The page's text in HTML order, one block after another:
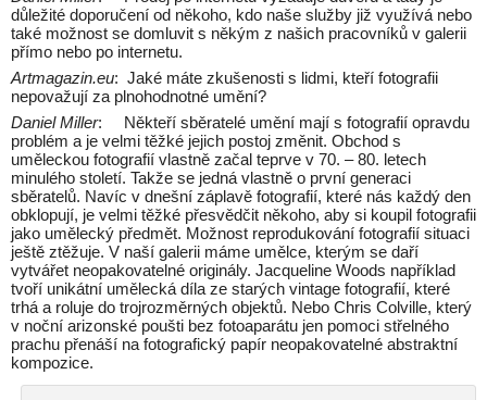
důležité doporučení od někoho, kdo naše služby již využívá nebo
také možnost se domluvit s někým z našich pracovníků v galerii
přímo nebo po internetu.
Artmagazin.eu: Jaké máte zkušenosti s lidmi, kteří fotografii
nepovažují za plnohodnotné umění?
Daniel Miller: Někteří sběratelé umění mají s fotografií opravdu
problém a je velmi těžké jejich postoj změnit. Obchod s
uměleckou fotografií vlastně začal teprve v 70. – 80. letech
minulého století. Takže se jedná vlastně o první generaci
sběratelů. Navíc v dnešní záplavě fotografií, které nás každý den
obklopují, je velmi těžké přesvědčit někoho, aby si koupil fotografii
jako umělecký předmět. Možnost reprodukování fotografií situaci
ještě ztěžuje. V naší galerii máme umělce, kterým se daří
vytvářet neopakovatelné originály. Jacqueline Woods například
tvoří unikátní umělecká díla ze starých vintage fotografií, které
trhá a roluje do trojrozměrných objektů. Nebo Chris Colville, který
v noční arizonské poušti bez fotoaparátu jen pomoci střelného
prachu přenáší na fotografický papír neopakovatelné abstraktní
kompozice.